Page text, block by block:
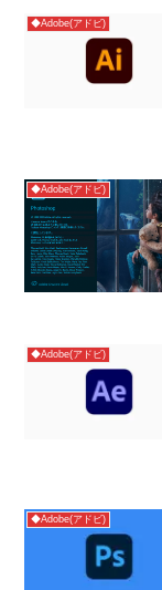
◆Adobe(アドビ)
◆Adobe(アドビ)
◆Adobe(アドビ)
◆Adobe(アドビ)